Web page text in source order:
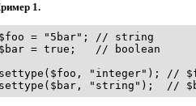
1.
$foo = "5bar"; // string
$bar = true;   // boolean
settype($foo, "integer"); //
settype($bar, "string");  //